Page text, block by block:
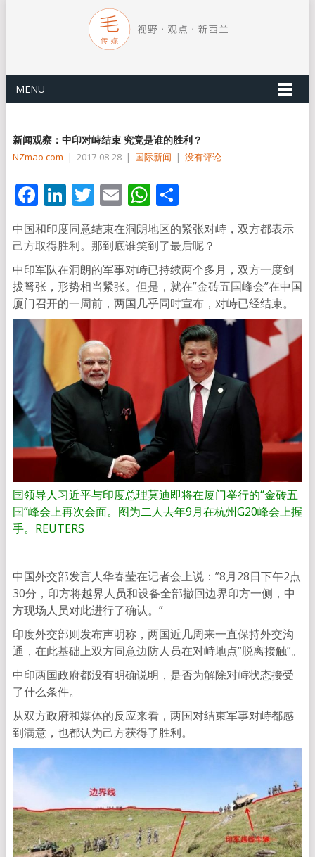
MENU
新闻观察：中印对峙结束 究竟是谁的胜利？
NZmao com | 2017-08-28 | 国际新闻 | 没有评论
Facebook
LinkedIn
Twitter
EmailWhatsApp
分
享
中国和印度同意结束在洞朗地区的紧张对峙，双方都表示
己方取得胜利。那到底谁笑到了最后呢？
中印军队在洞朗的军事对峙已持续两个多月，双方一度剑
拔弩张，形势相当紧张。但是，就在”金砖五国峰会”在中国
厦门召开的一周前，两国几乎同时宣布，对峙已经结束。
国领导人习近平与印度总理莫迪即将在厦门举行的“金砖五
国”峰会上再次会面。图为二人去年9月在杭州G20峰会上握
手。REUTERS
中国外交部发言人华春莹在记者会上说：”8月28日下午2点
30分，印方将越界人员和设备全部撤回边界印方一侧，中
方现场人员对此进行了确认。”
印度外交部则发布声明称，两国近几周来一直保持外交沟
通，在此基础上双方同意边防人员在对峙地点”脱离接触”。
中印两国政府都没有明确说明，是否为解除对峙状态接受
了什么条件。
从双方政府和媒体的反应来看，两国对结束军事对峙都感
到满意，也都认为己方获得了胜利。